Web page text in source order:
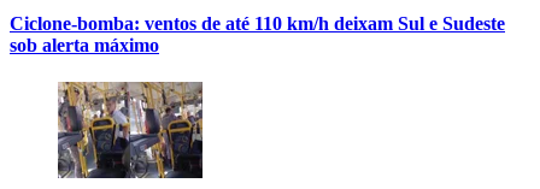
Ciclone-bomba: ventos de até 110 km/h deixam Sul e Sudeste
sob alerta máximo